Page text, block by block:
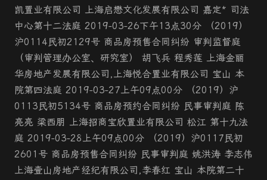
凯置业有限公司 上海启懋文化发展有限公司 嘉定* 司法
中心第十二法庭 2019-03-26下午13点30分 （2019）
沪0114民初2129号 商品房预售合同纠纷 审判监督庭
（审判管理办公室、研究室） 胡飞兵 程秀莲 上海金丽
华房地产发展有限公司,上海悦合置业有限公司 宝山 本
院第四法庭 2019-03-27上午09点00分 （2019）沪
0113民初5134号 商品房预约合同纠纷 民事审判庭 陈
亮亮 梁西朋 上海招商宝欣置业有限公司 松江 第十九法
庭 2019-03-28上午09点00分 （2019）沪0117民初
2601号 商品房预售合同纠纷 民事审判庭 姚洪涛 李志伟
上海壹山房地产经纪有限公司,李春红 宝山 本院第二十